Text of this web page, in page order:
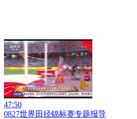
47:50
0827世界田径锦标赛专题报导